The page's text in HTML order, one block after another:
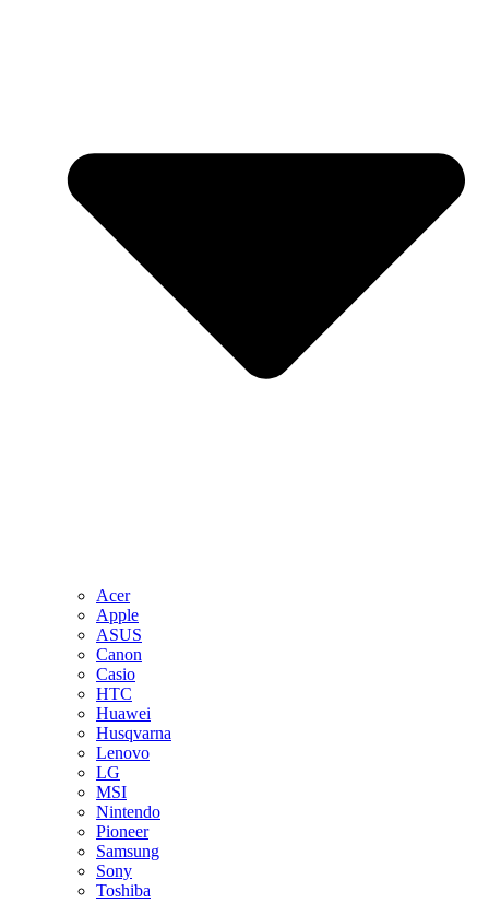
Acer
Apple
ASUS
Canon
Casio
HTC
Huawei
Husqvarna
Lenovo
LG
MSI
Nintendo
Pioneer
Samsung
Sony
Toshiba